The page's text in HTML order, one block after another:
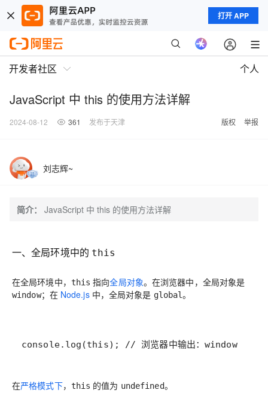
打开 APP
开发者社区 个人
JavaScript 中 this 的使用方法详解
2024-08-12 361 发布于天津 版权 举报
刘志辉~
简介： JavaScript 中 this 的使用方法详解
一、全局环境中的 this
在全局环境中， this 指向全局对象。在浏览器中，全局对象是
window；在 Node.js中，全局对象是 global。
console.log(this); // 浏览器中输出：window
在严格模式下， this 的值为 undefined。